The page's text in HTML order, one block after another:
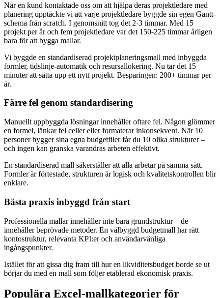
När en kund kontaktade oss om att hjälpa deras projektledare med
planering upptäckte vi att varje projektledare byggde sin egen Gantt-
schema från scratch. I genomsnitt tog det 2-3 timmar. Med 15
projekt per år och fem projektledare var det 150-225 timmar årligen
bara för att bygga mallar.
Vi byggde en standardiserad projektplaneringsmall med inbyggda
formler, tidslinje-automatik och resursallokering. Nu tar det 15
minuter att sätta upp ett nytt projekt. Besparingen: 200+ timmar per
år.
Färre fel genom standardisering
Manuellt uppbyggda lösningar innehåller oftare fel. Någon glömmer
en formel, länkar fel celler eller formaterar inkonsekvent. När 10
personer bygger sina egna budgetfiler får du 10 olika strukturer –
och ingen kan granska varandras arbeten effektivt.
En standardiserad mall säkerställer att alla arbetar på samma sätt.
Formler är förtestade, strukturen är logisk och kvalitetskontrollen blir
enklare.
Bästa praxis inbyggd från start
Professionella mallar innehåller inte bara grundstruktur – de
innehåller beprövade metoder. En välbyggd budgetmall har rätt
kontostruktur, relevanta KPI:er och användarvänliga
ingångspunkter.
Istället för att gissa dig fram till hur en likviditetsbudget borde se ut
börjar du med en mall som följer etablerad ekonomisk praxis.
Populära Excel-mallkategorier för